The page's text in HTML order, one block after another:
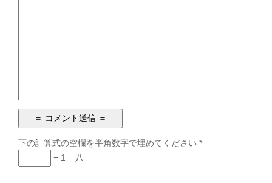
下の計算式の空欄を半角数字で埋めてください *
− 1 = 八